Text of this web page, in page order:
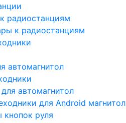
радиостанциям
к радиостанциям
автомагнитол
автомагнитол
для Android магнитол
кнопок руля